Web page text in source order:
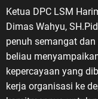
Ketua DPC LSM
Dimas Wahyu,
penuh semangat
beliau
kepercayaan yang
kerja organisasi ke